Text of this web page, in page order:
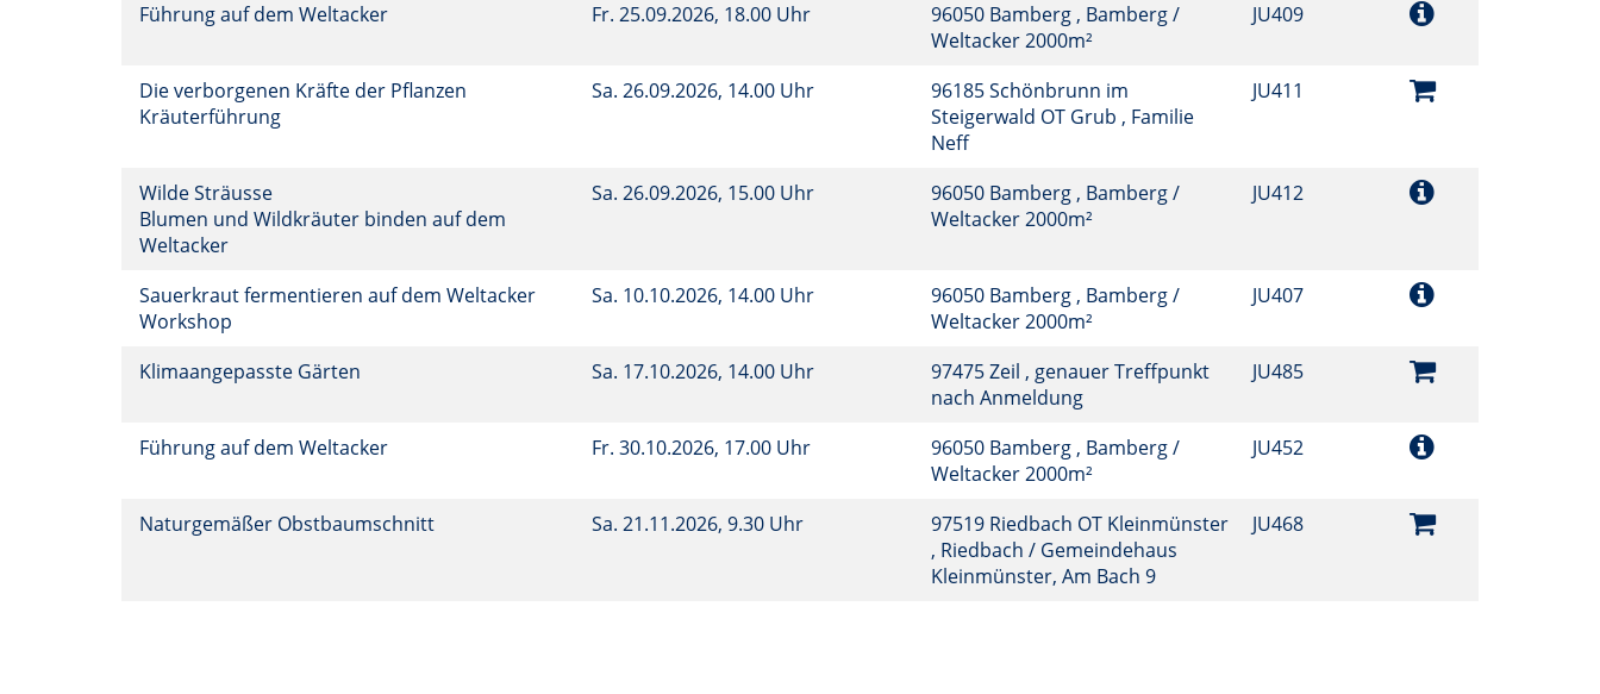
Führung auf dem Weltacker Fr. 25.09.2026, 18.00 Uhr
96050 Bamberg , Bamberg /
Weltacker 2000m²
JU409
Die verborgenen Kräfte der Pflanzen
Kräuterführung
Sa. 26.09.2026, 14.00 Uhr
96185 Schönbrunn im
Steigerwald OT Grub , Familie
Neff
JU411
Wilde Sträusse
Blumen und Wildkräuter binden auf dem
Weltacker
Sa. 26.09.2026, 15.00 Uhr
96050 Bamberg , Bamberg /
Weltacker 2000m²
JU412
Sauerkraut fermentieren auf dem Weltacker
Workshop
Sa. 10.10.2026, 14.00 Uhr
96050 Bamberg , Bamberg /
Weltacker 2000m²
JU407
Klimaangepasste Gärten Sa. 17.10.2026, 14.00 Uhr
97475 Zeil , genauer Treffpunkt
nach Anmeldung
JU485
Führung auf dem Weltacker Fr. 30.10.2026, 17.00 Uhr
96050 Bamberg , Bamberg /
Weltacker 2000m²
JU452
Naturgemäßer Obstbaumschnitt Sa. 21.11.2026, 9.30 Uhr
97519 Riedbach OT Kleinmünster
, Riedbach / Gemeindehaus
Kleinmünster, Am Bach 9
JU468